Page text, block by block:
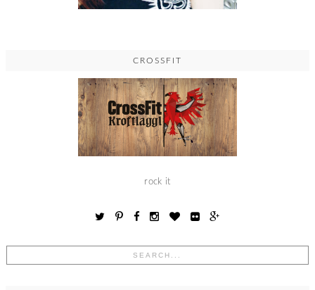
CROSSFIT
rock it